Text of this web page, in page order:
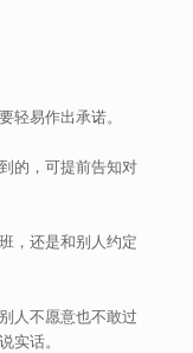
轻易作出承诺。
的，可提前告知对
，还是和别人约定
人不愿意也不敢过
实话。